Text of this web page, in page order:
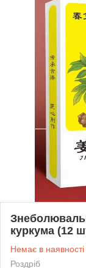
куркума (12
Немає в наявності
Роздріб